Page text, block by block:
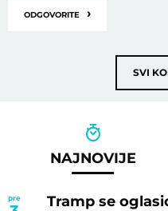
ODGOVORITE ›
SVI
NAJNOVIJE
pre
Tramp se